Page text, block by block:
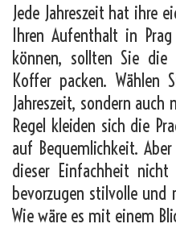
Jede Jahreszeit hat ihre
Ihren Aufenthalt in
können, sollten Sie
Koffer packen.
Jahreszeit, sondern
Regel kleiden sich die
auf Bequemlichkeit.
dieser Einfachheit
bevorzugen stilvolle und
Wie wäre es mit einem